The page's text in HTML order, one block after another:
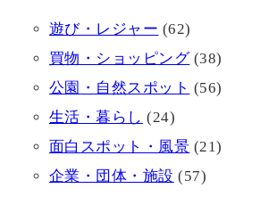
遊び・レジャー (62)
買物・ショッピング(38)
公園・自然スポット (56)
生活・暮らし (24)
面白スポット・風景 (21)
企業・団体・施設 (57)